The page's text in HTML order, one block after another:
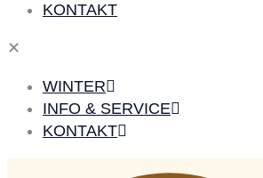
KONTAKT
✕
WINTER
INFO & SERVICE
KONTAKT